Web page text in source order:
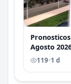
Agosto
119•1 d